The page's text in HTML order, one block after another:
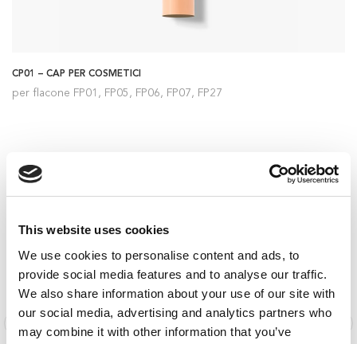
This website uses cookies
We use cookies to personalise content and ads, to
provide social media features and to analyse our traffic.
We also share information about your use of our site with
our social media, advertising and analytics partners who
may combine it with other information that you’ve
CP01 – CAP PER COSMETICI
per flacone FP01, FP05, FP06, FP07, FP27
Naviga tra le categorie